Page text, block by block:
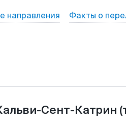
направления Факты о
Сент-Катрин